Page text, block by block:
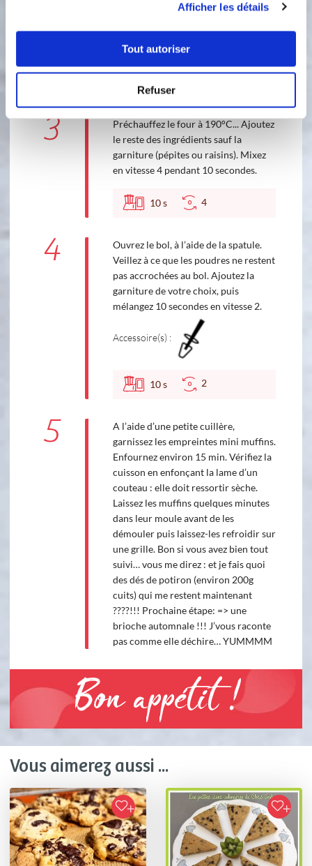
Afficher les détails
Tout autoriser
Refuser
l’aide de la spatule afin de faire
retomber les éclaboussures au fond
du bol.
Accessoire(s) :
3
Préchauffez le four à 190°C... Ajoutez
le reste des ingrédients sauf la
garniture (pépites ou raisins). Mixez
en vitesse 4 pendant 10 secondes.
10s 4
4
Ouvrez le bol, à l’aide de la spatule.
Veillez à ce que les poudres ne restent
pas accrochées au bol. Ajoutez la
garniture de votre choix, puis
mélangez 10 secondes en vitesse 2.
Accessoire(s) :
10s 2
5
A l’aide d’une petite cuillère,
garnissez les empreintes mini muffins.
Enfournez environ 15 min. Vérifiez la
cuisson en enfonçant la lame d’un
couteau : elle doit ressortir sèche.
Laissez les muffins quelques minutes
dans leur moule avant de les
démouler puis laissez-les refroidir sur
une grille. Bon si vous avez bien tout
suivi… vous me direz : et je fais quoi
des dés de potiron (environ 200g
cuits) qui me restent maintenant
????!!! Prochaine étape: => une
brioche automnale !!! J’vous raconte
pas comme elle déchire… YUMMMM
Bon appétit !
Vous aimerez aussi ...